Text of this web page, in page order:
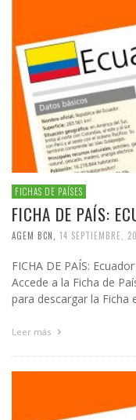
FICHAS DE PAÍSES
FICHA DE PAÍS:
AGEM BCN 14 SEPTIEMBRE,
FICHA DE PAÍS:
Accede a la Ficha de
para descargar la Ficha
Leer más